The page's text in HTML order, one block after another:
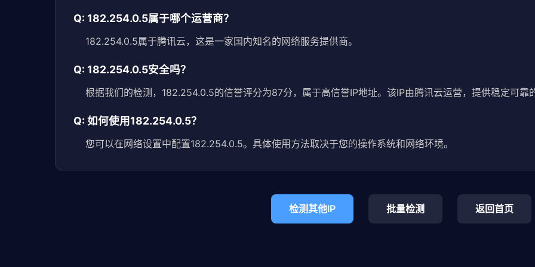
Q: 182.254.0.5属于哪个运营商？
182.254.0.5属于腾讯云，这是一家国内知名的网络服务提供商。
Q: 182.254.0.5安全吗？
根据我们的检测，182.254.0.5的信誉评分为87分，属于高信誉IP地址。该IP由腾讯云运营，提供稳定可靠
Q: 如何使用182.254.0.5？
您可以在网络设置中配置182.254.0.5。具体使用方法取决于您的操作系统和网络环境。
检测其他IP 批量检测 返回首页